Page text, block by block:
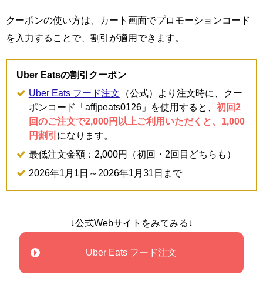
クーポンの使い方は、カート画面でプロモーションコード
を入力することで、割引が適用できます。
Uber Eatsの割引クーポン
Uber Eats フード注文
（公式）より注文時に、クー
ポンコード「affjpeats0126」を使用すると、 初回2
回のご注文で2,000円以上ご利用いただくと、1,000
円割引 になります。
最低注文金額：2,000円（初回・2回目どちらも）
2026年1月1日～2026年1月31日まで
↓公式Webサイトをみてみる↓
Uber Eats フード注文